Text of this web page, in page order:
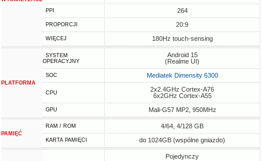
PPI 264
PROPORCJI 20:9
WIĘCEJ 180Hz touch-sensing
PLATFORMA
SYSTEM
OPERACYJNY
Android 15
(Realme UI)
SOC Mediatek Dimensity 6300
CPU
2x2.4GHz Cortex-A76
6x2GHz Cortex-A55
GPU Mali-G57 MP2, 950MHz
PAMIĘĆ
RAM / ROM 4/64, 4/128 GB
KARTA PAMIĘCI do 1024GB (wspólne gniazdo)
Pojedynczy